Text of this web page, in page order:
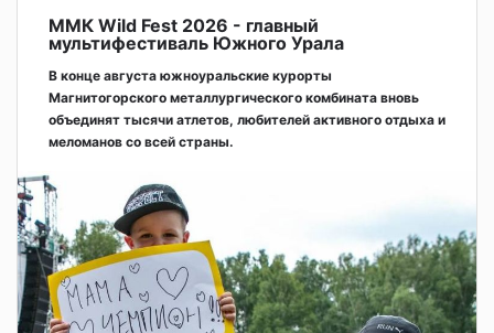
ММК Wild Fest 2026 - главный
мультифестиваль Южного Урала
В конце августа южноуральские курорты
Магнитогорского металлургического комбината вновь
объединят тысячи атлетов, любителей активного отдыха и
меломанов со всей страны.